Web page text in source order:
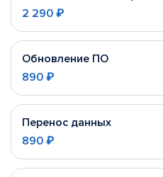
2 290 ₽
Обновление ПО
890 ₽
Перенос данных
890 ₽